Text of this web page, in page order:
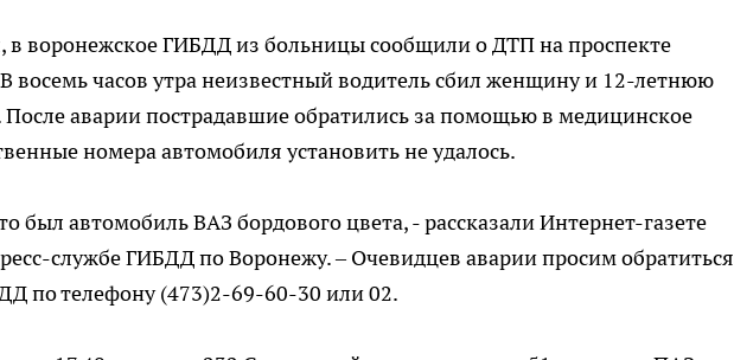
в воронежское ГИБДД из больницы сообщили о ДТП на проспекте
восемь часов утра неизвестный водитель сбил женщину и 12-летнюю
аварии пострадавшие обратились за помощью в медицинское
номера автомобиля установить не удалось.
был автомобиль ВАЗ бордового цвета, - рассказали Интернет-газете
службе ГИБДД по Воронежу. – Очевидцев аварии просим обратиться
по телефону (473)2-69-60-30 или 02.